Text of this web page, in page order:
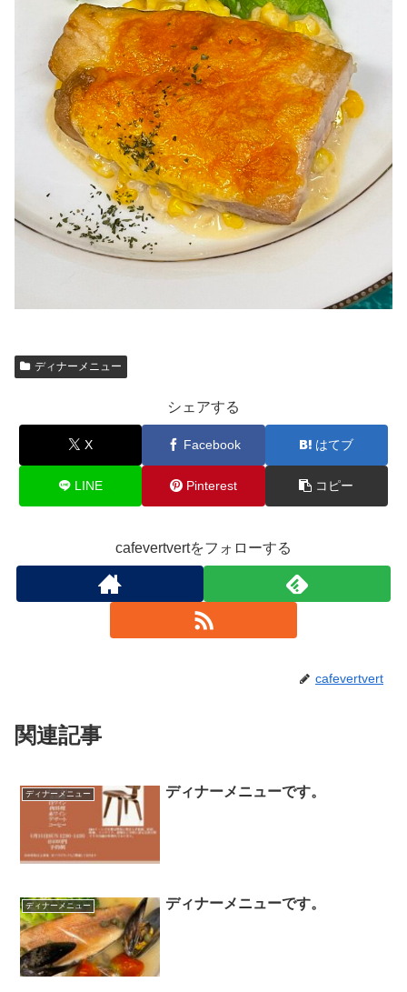
ディナーメニュー
シェアする
X Facebook はてブ
LINE Pinterest コピー
cafevertvertをフォローする
cafevertvert
関連記事
ディナーメニュー ディナーメニューです。
ディナーメニュー ディナーメニューです。